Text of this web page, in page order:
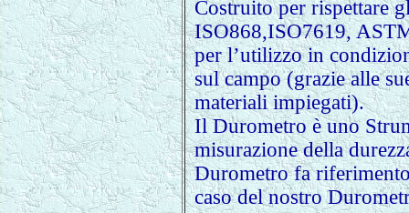
Costruito per rispettare
ISO868,ISO7619,
per l’utilizzo in
sul campo (grazie alle
materiali impiegati).
Il Durometro è uno
misurazione della
Durometro fa
caso del nostro